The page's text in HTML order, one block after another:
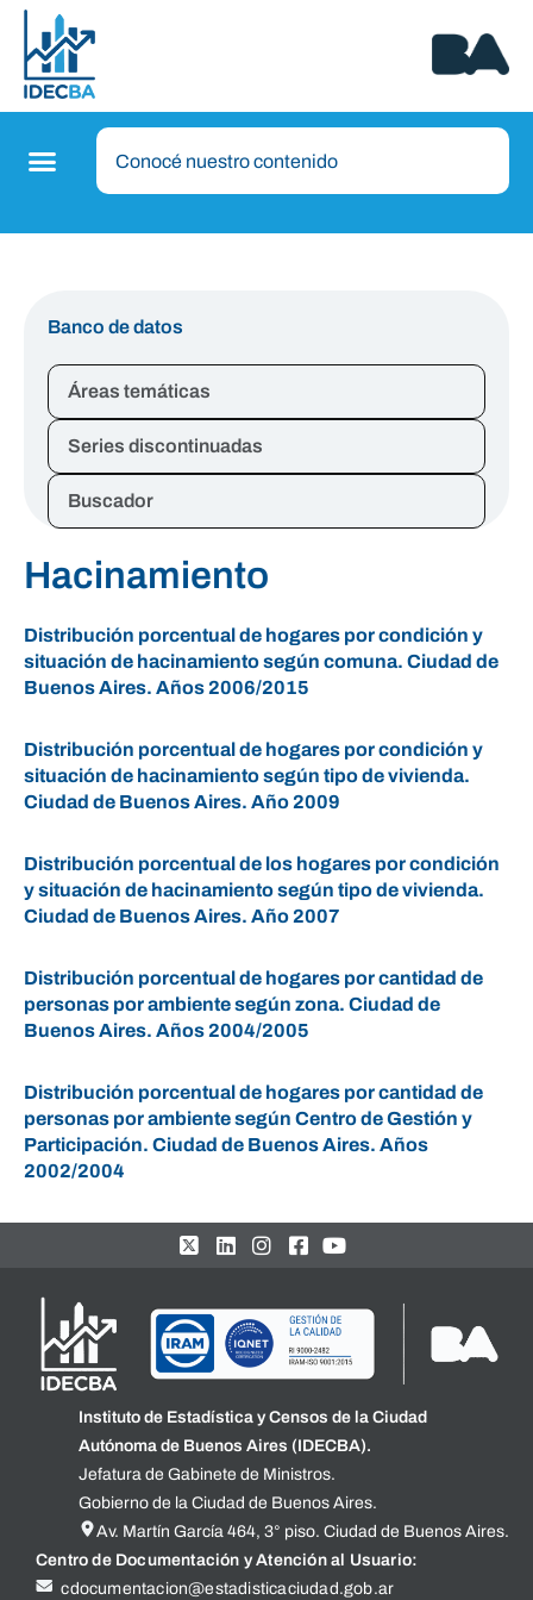
Banco de datos
Áreas temáticas
Series discontinuadas
Buscador
Hacinamiento
Distribución porcentual de hogares por condición y
situación de hacinamiento según comuna. Ciudad de
Buenos Aires. Años 2006/2015
Distribución porcentual de hogares por condición y
situación de hacinamiento según tipo de vivienda.
Ciudad de Buenos Aires. Año 2009
Distribución porcentual de los hogares por condición
y situación de hacinamiento según tipo de vivienda.
Ciudad de Buenos Aires. Año 2007
Distribución porcentual de hogares por cantidad de
personas por ambiente según zona. Ciudad de
Buenos Aires. Años 2004/2005
Distribución porcentual de hogares por cantidad de
personas por ambiente según Centro de Gestión y
Participación. Ciudad de Buenos Aires. Años
2002/2004
Instituto de Estadística y Censos de la Ciudad
Autónoma de Buenos Aires (IDECBA).
Jefatura de Gabinete de Ministros.
Gobierno de la Ciudad de Buenos Aires.
Av. Martín García 464, 3° piso. Ciudad de Buenos Aires.
Centro de Documentación y Atención al Usuario:
cdocumentacion@estadisticaciudad.gob.ar